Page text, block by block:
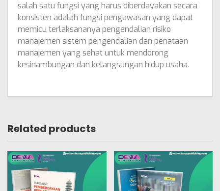
salah satu fungsi yang harus diberdayakan secara
konsisten adalah fungsi pengawasan yang dapat
memicu terlaksananya pengendalian risiko
manajemen sistem pengendalian dan penataan
manajemen yang sehat untuk mendorong
kesinambungan dan kelangsungan hidup usaha.
Related products